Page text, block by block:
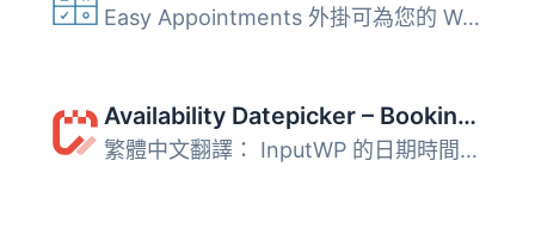
Easy Appointments 外掛可為您的 WordPress 網站添加預約系統...
Availability Datepicker – Booking Calendar for Contact Form 7 – Input WP
繁體中文翻譯： InputWP 的日期時間選擇器外掛是一款外掛，...